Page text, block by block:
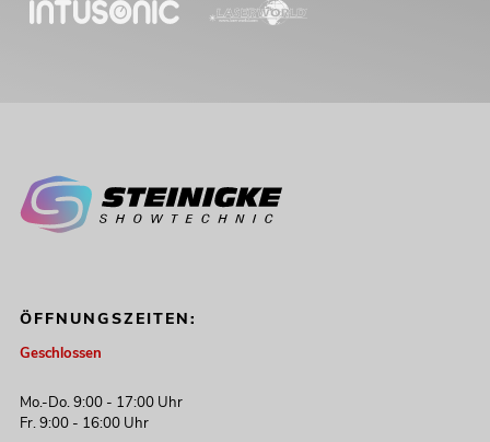
ÖFFNUNGSZEITEN:
Geschlossen
Mo.-Do. 9:00 - 17:00 Uhr
Fr. 9:00 - 16:00 Uhr